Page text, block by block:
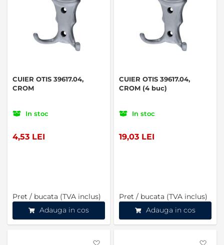
CUIER OTIS 39617.04,
CROM
In stoc
4,53 LEI
Pret / bucata (TVA inclus)
Adauga in cos
CUIER OTIS 39617.04,
CROM (4 buc)
In stoc
19,03 LEI
Pret / bucata (TVA inclus)
Adauga in cos